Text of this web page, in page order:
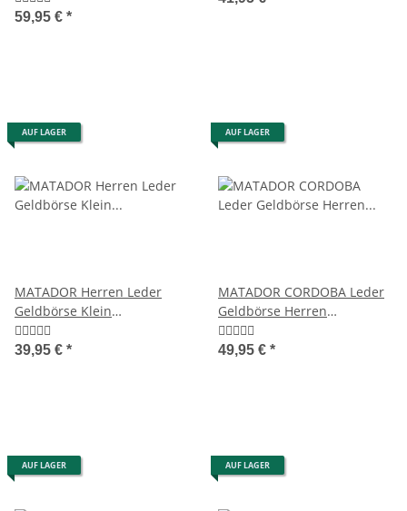
59,95 € *
AUF LAGER
MATADOR Herren Leder
Geldbörse Klein
Ledergeldbörse Brieftasche
RFID
39,95 € *
AUF LAGER
MATADOR CORDOBA Leder
Geldbörse Herren
Herrenbörse RFID TüV
49,95 € *
AUF LAGER AUF LAGER